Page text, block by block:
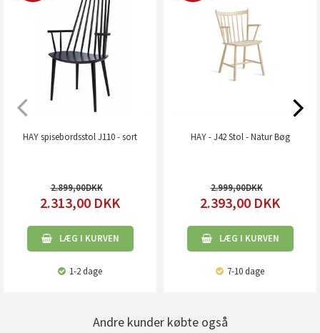
HAY spisebordsstol J110 - sort
2.899,00
2.313,00 DKK
LÆG I KURVEN
1-2 dage
HAY - J42 Stol - Natur Bøg
2.999,00
2.393,00 DKK
LÆG I KURVEN
7-10 dage
Andre kunder købte også